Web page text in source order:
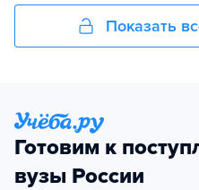
Показать
Готовим к
вузы России